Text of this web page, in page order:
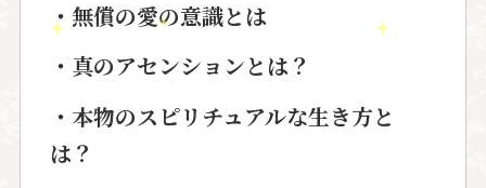
・無償の愛の意識とは
・真のアセンションとは？
・本物のスピリチュアルな生き方と
は？